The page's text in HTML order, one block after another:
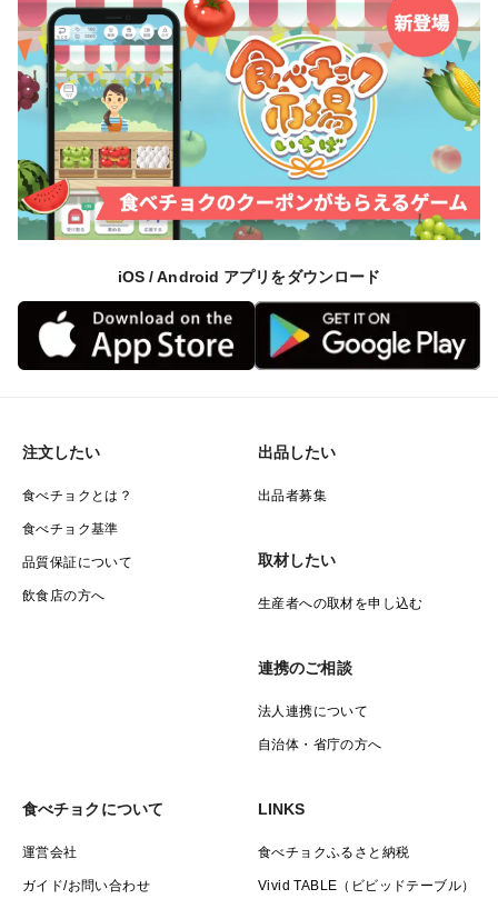
iOS / Android アプリをダウンロード
注文したい
食べチョクとは？
食べチョク基準
品質保証について
飲食店の方へ
出品したい
出品者募集
取材したい
生産者への取材を申し込む
連携のご相談
法人連携について
自治体・省庁の方へ
食べチョクについて
運営会社
ガイド/お問い合わせ
LINKS
食べチョクふるさと納税
Vivid TABLE（ビビッドテーブル）